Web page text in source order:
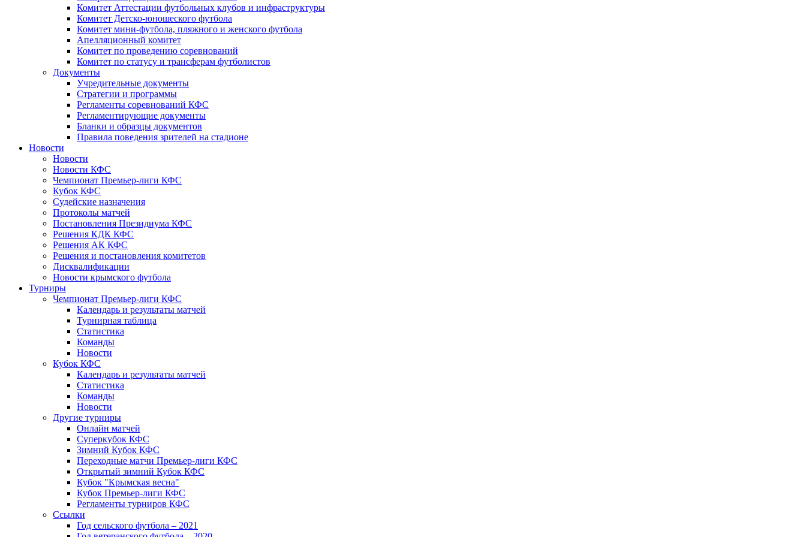
Комитет Аттестации футбольных клубов и инфраструктуры
Комитет Детско-юношеского футбола
Комитет мини-футбола, пляжного и женского футбола
Апелляционный комитет
Комитет по проведению соревнований
Комитет по статусу и трансферам футболистов
Документы
Учредительные документы
Стратегии и программы
Регламенты соревнований КФС
Регламентирующие документы
Бланки и образцы документов
Правила поведения зрителей на стадионе
Новости
Новости
Новости КФС
Чемпионат Премьер-лиги КФС
Кубок КФС
Судейские назначения
Протоколы матчей
Постановления Президиума КФС
Решения КДК КФС
Решения АК КФС
Решения и постановления комитетов
Дисквалификации
Новости крымского футбола
Турниры
Чемпионат Премьер-лиги КФС
Календарь и результаты матчей
Турнирная таблица
Статистика
Команды
Новости
Кубок КФС
Календарь и результаты матчей
Статистика
Команды
Новости
Другие турниры
Онлайн матчей
Суперкубок КФС
Зимний Кубок КФС
Переходные матчи Премьер-лиги КФС
Открытый зимний Кубок КФС
Кубок "Крымская весна"
Кубок Премьер-лиги КФС
Регламенты турниров КФС
Ссылки
Год сельского футбола – 2021